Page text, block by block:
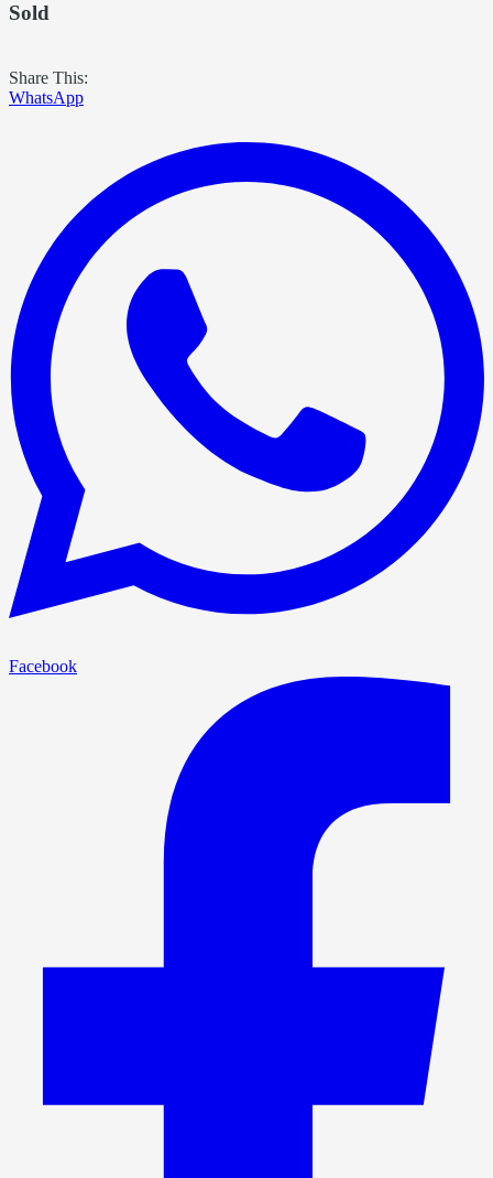
Sold
Share This:
WhatsApp
Facebook